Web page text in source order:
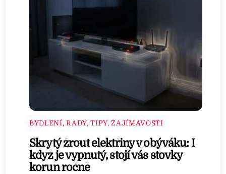
BYDLENÍ,RADY, TIPY, ZAJÍMAVOSTI
Skrytý žrout elektřiny v obýváku: I
když je vypnutý, stojí vás stovky
korun ročně